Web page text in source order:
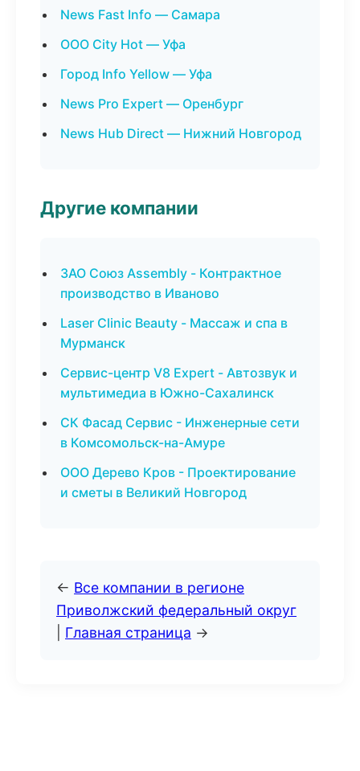
News Fast Info — Самара
ООО City Hot — Уфа
Город Info Yellow — Уфа
News Pro Expert — Оренбург
News Hub Direct — Нижний Новгород
Другие компании
ЗАО Союз Assembly - Контрактное
производство в Иваново
Laser Clinic Beauty - Массаж и спа в
Мурманск
Сервис-центр V8 Expert - Автозвук и
мультимедиа в Южно-Сахалинск
СК Фасад Сервис - Инженерные сети
в Комсомольск-на-Амуре
ООО Дерево Кров - Проектирование
и сметы в Великий Новгород
← Все компании в регионе
Приволжский федеральный округ
Главная страница →